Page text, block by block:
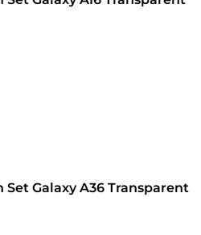
Galaxy A36 Transparent